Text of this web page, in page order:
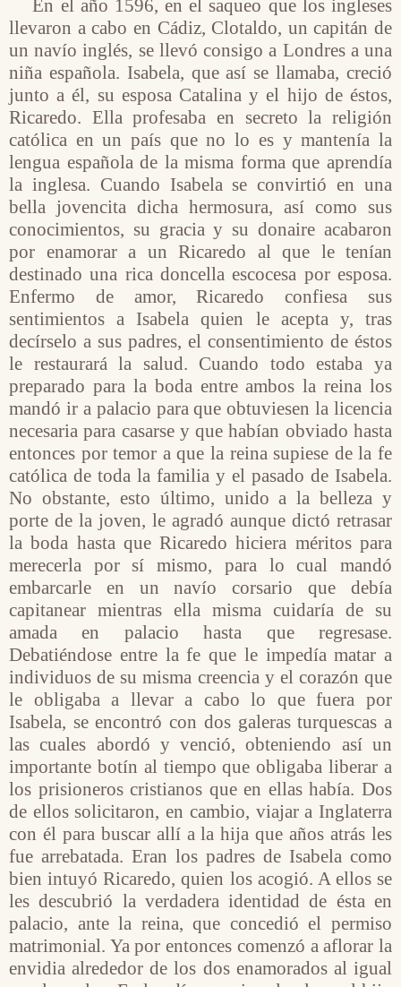
En el año 1596, en el saqueo que los ingleses
llevaron a cabo en Cádiz, Clotaldo, un capitán de
un navío inglés, se llevó consigo a Londres a una
niña española. Isabela, que así se llamaba, creció
junto a él, su esposa Catalina y el hijo de éstos,
Ricaredo. Ella profesaba en secreto la religión
católica en un país que no lo es y mantenía la
lengua española de la misma forma que aprendía
la inglesa. Cuando Isabela se convirtió en una
bella jovencita dicha hermosura, así como sus
conocimientos, su gracia y su donaire acabaron
por enamorar a un Ricaredo al que le tenían
destinado una rica doncella escocesa por esposa.
Enfermo de amor, Ricaredo confiesa sus
sentimientos a Isabela quien le acepta y, tras
decírselo a sus padres, el consentimiento de éstos
le restaurará la salud. Cuando todo estaba ya
preparado para la boda entre ambos la reina los
mandó ir a palacio para que obtuviesen la licencia
necesaria para casarse y que habían obviado hasta
entonces por temor a que la reina supiese de la fe
católica de toda la familia y el pasado de Isabela.
No obstante, esto último, unido a la belleza y
porte de la joven, le agradó aunque dictó retrasar
la boda hasta que Ricaredo hiciera méritos para
merecerla por sí mismo, para lo cual mandó
embarcarle en un navío corsario que debía
capitanear mientras ella misma cuidaría de su
amada en palacio hasta que regresase.
Debatiéndose entre la fe que le impedía matar a
individuos de su misma creencia y el corazón que
le obligaba a llevar a cabo lo que fuera por
Isabela, se encontró con dos galeras turquescas a
las cuales abordó y venció, obteniendo así un
importante botín al tiempo que obligaba liberar a
los prisioneros cristianos que en ellas había. Dos
de ellos solicitaron, en cambio, viajar a Inglaterra
con él para buscar allí a la hija que años atrás les
fue arrebatada. Eran los padres de Isabela como
bien intuyó Ricaredo, quien los acogió. A ellos se
les descubrió la verdadera identidad de ésta en
palacio, ante la reina, que concedió el permiso
matrimonial. Ya por entonces comenzó a aflorar la
envidia alrededor de los dos enamorados al igual